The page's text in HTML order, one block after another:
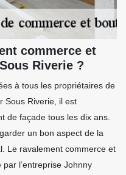
commerce et
Riverie ?
à tous les propriétaires de
Sous Riverie, il est
de façade tous les dix ans.
un bon aspect de la
Le ravalement commerce et
l’entreprise Johnny